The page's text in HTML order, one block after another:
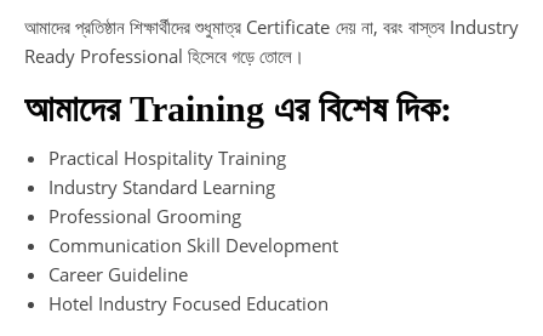
আমাদের প্রতিষ্ঠান শিক্ষার্থীদের শুধুমাত্র Certificate দেয় না, বরং বাস্তব Industry
Ready Professional হিসেবে গড়ে তোলে।
আমাদের Training এর বিশেষ দিক:
Practical Hospitality Training
Industry Standard Learning
Professional Grooming
Communication Skill Development
Career Guideline
Hotel Industry Focused Education